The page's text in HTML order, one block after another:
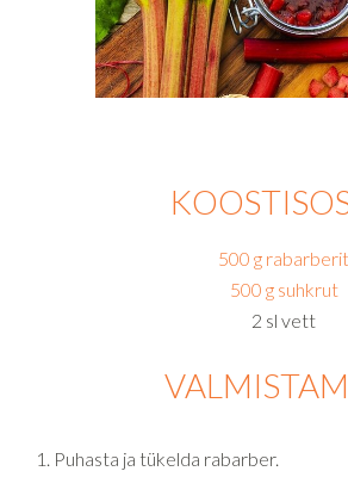
500 g rabarberit
500 g suhkrut
2 sl vett
Puhasta ja tükelda rabarber.